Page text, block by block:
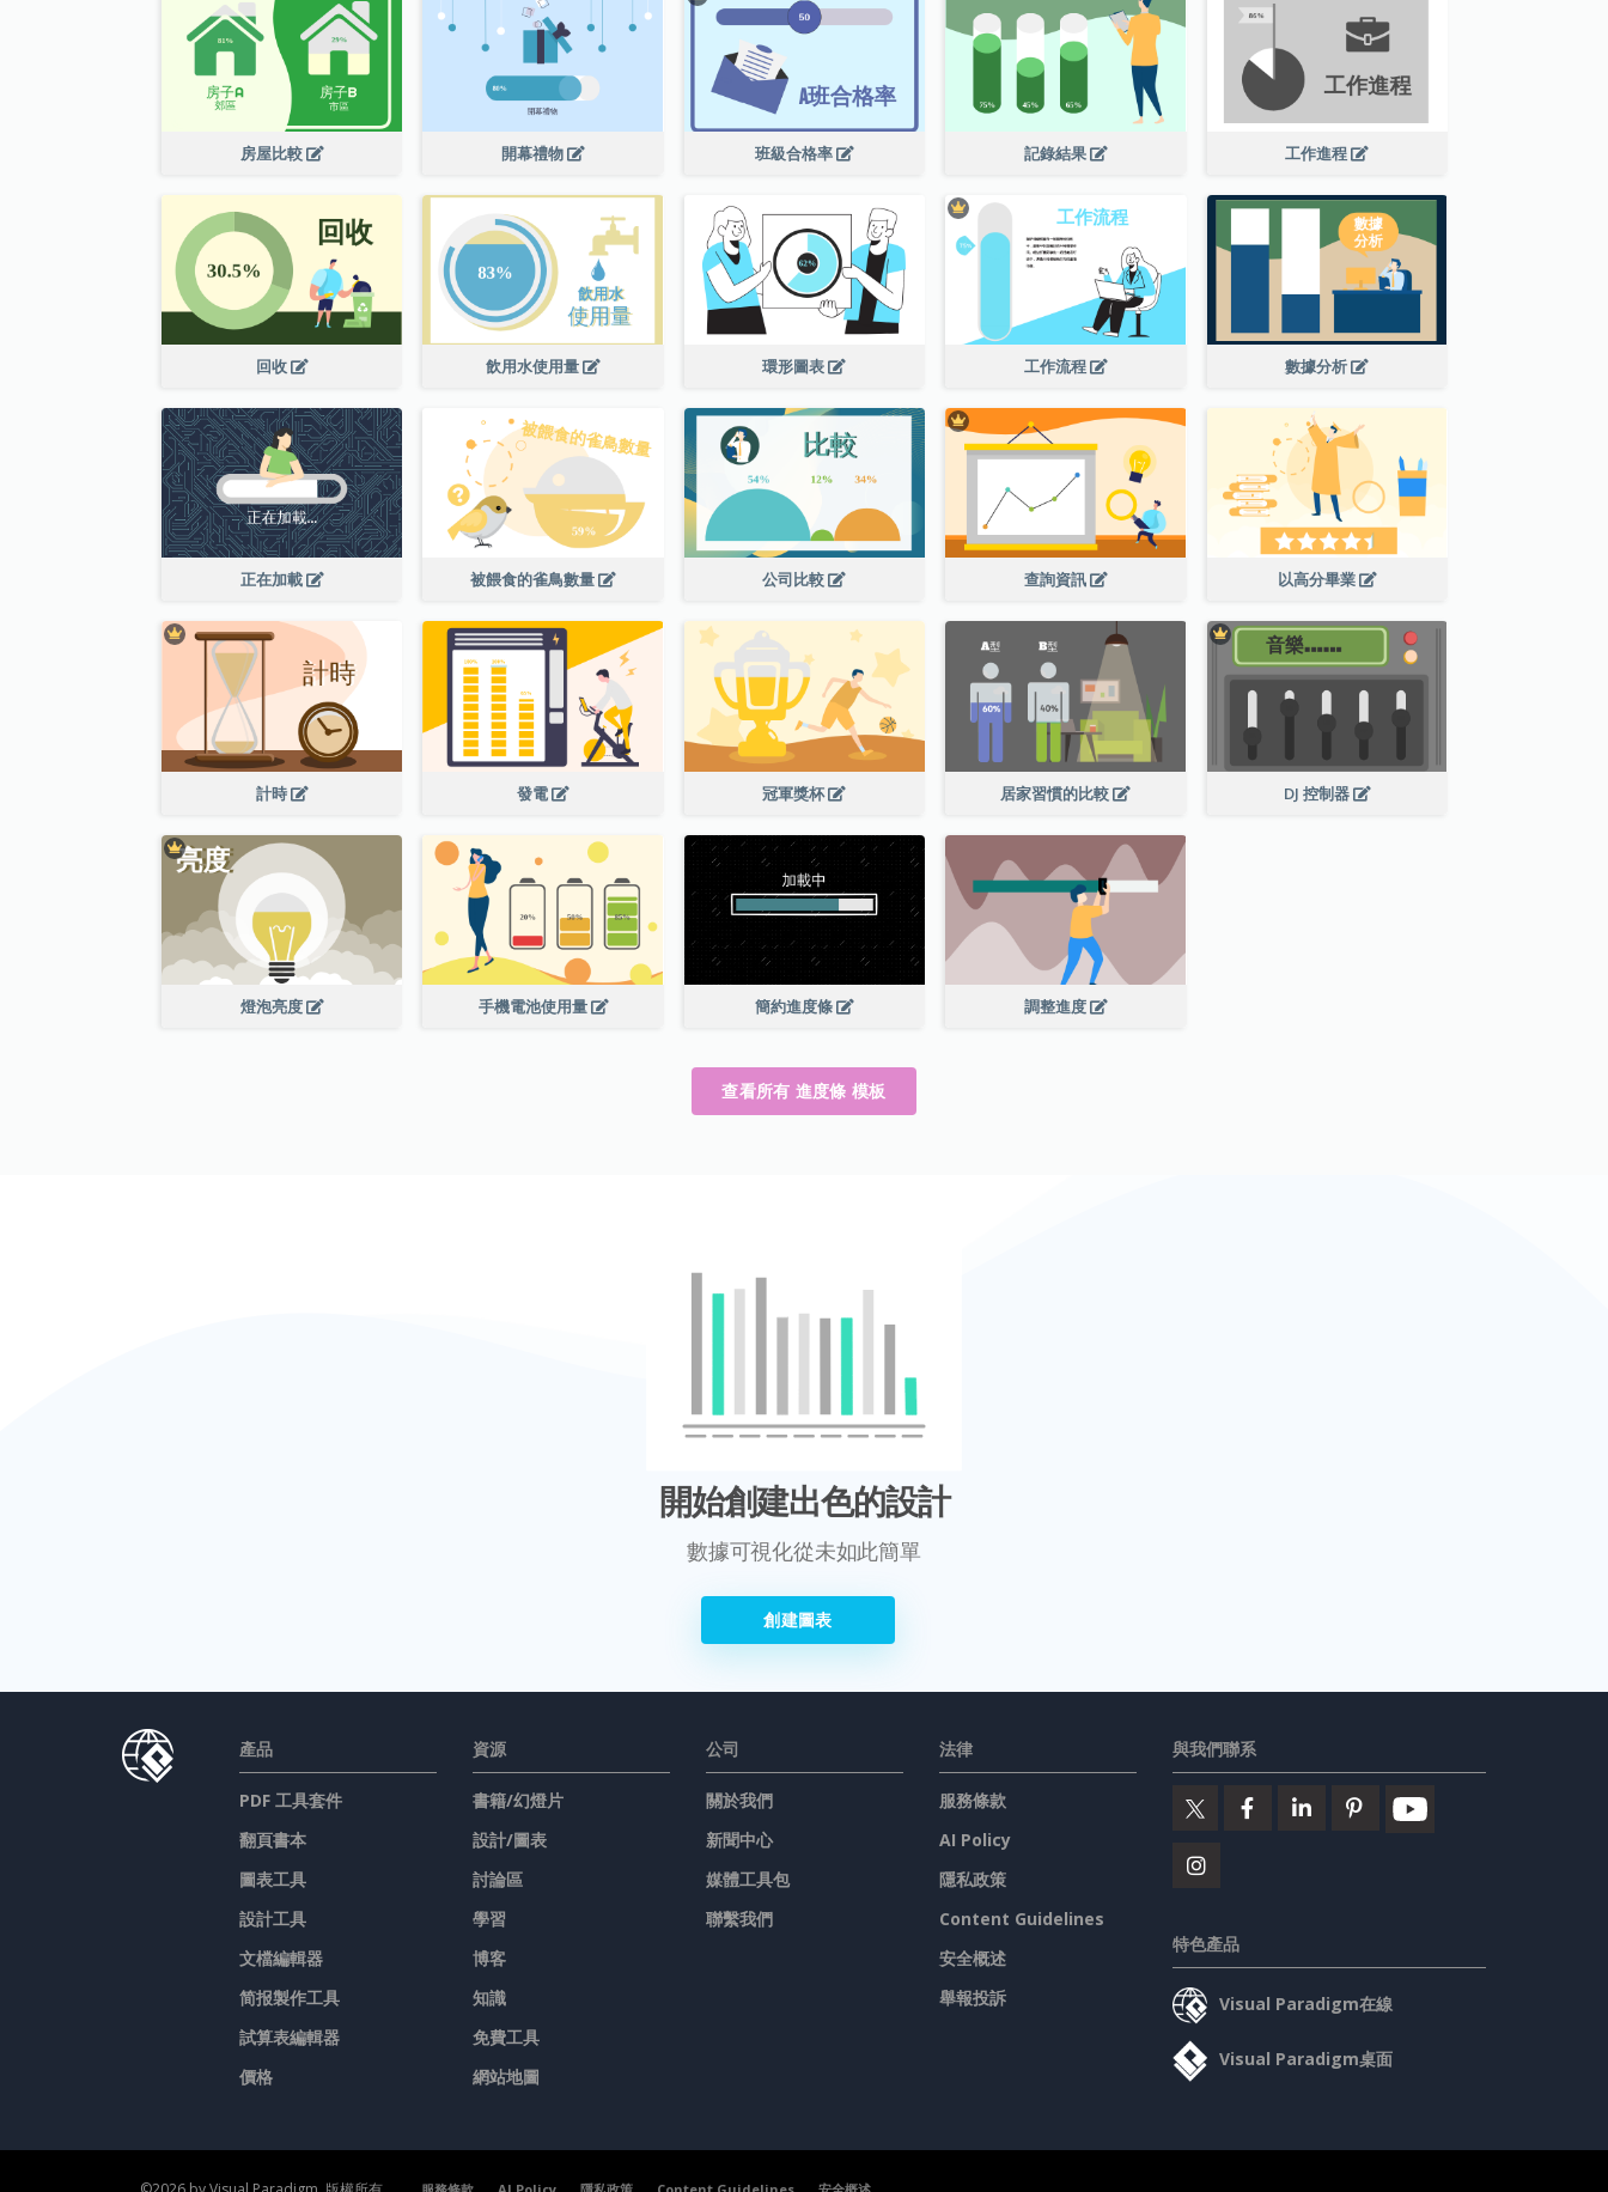
房屋比較 開幕禮物 班級合格率 記錄結果 工作進程
回收 飲用水使用量 環形圖表 工作流程 數據分析
正在加載 被餵食的雀鳥數量 公司比較 查詢資訊 以高分畢業
計時 發電 冠軍獎杯 居家習慣的比較 DJ 控制器
燈泡亮度 手機電池使用量 簡約進度條 調整進度
查看所有 進度條 模板
開始創建出色的設計
數據可視化從未如此簡單
創建圖表
產品
PDF 工具套件
翻頁書本
圖表工具
設計工具
文檔編輯器
简报製作工具
試算表編輯器
價格
資源
書籍/幻燈片
設計/圖表
討論區
學習
博客
知識
免費工具
網站地圖
公司
關於我們
新聞中心
媒體工具包
聯繫我們
法律
服務條款
AI Policy
隱私政策
Content Guidelines
安全概述
舉報投訴
與我們聯系
特色產品
Visual Paradigm在線
Visual Paradigm桌面